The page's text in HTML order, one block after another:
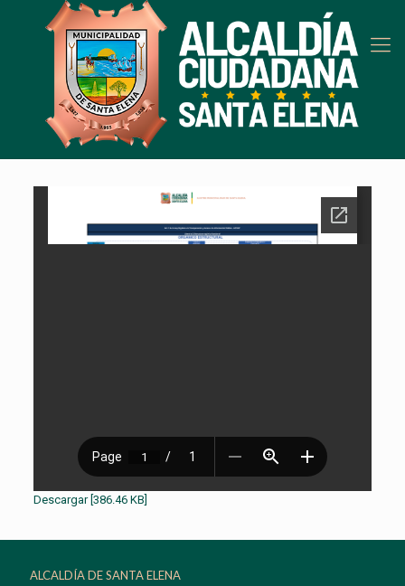
Descargar [386.46 KB]
ALCALDÍA DE SANTA ELENA